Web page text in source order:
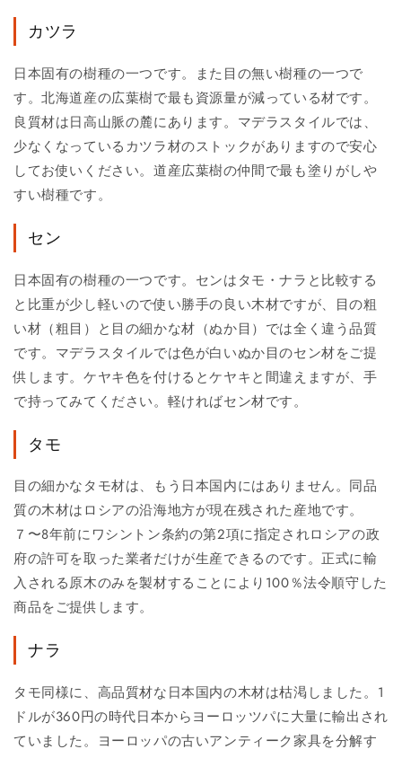
カツラ
日本固有の樹種の一つです。また目の無い樹種の一つで
す。北海道産の広葉樹で最も資源量が減っている材です。
良質材は日高山脈の麓にあります。マデラスタイルでは、
少なくなっているカツラ材のストックがありますので安心
してお使いください。道産広葉樹の仲間で最も塗りがしや
すい樹種です。
セン
日本固有の樹種の一つです。センはタモ・ナラと比較する
と比重が少し軽いので使い勝手の良い木材ですが、目の粗
い材（粗目）と目の細かな材（ぬか目）では全く違う品質
です。マデラスタイルでは色が白いぬか目のセン材をご提
供します。ケヤキ色を付けるとケヤキと間違えますが、手
で持ってみてください。軽ければセン材です。
タモ
目の細かなタモ材は、もう日本国内にはありません。同品
質の木材はロシアの沿海地方が現在残された産地です。
７〜8年前にワシントン条約の第2項に指定されロシアの政
府の許可を取った業者だけが生産できるのです。正式に輸
入される原木のみを製材することにより100％法令順守した
商品をご提供します。
ナラ
タモ同様に、高品質材な日本国内の木材は枯渇しました。1
ドルが360円の時代日本からヨーロッツパに大量に輸出され
ていました。ヨーロッパの古いアンティーク家具を分解す